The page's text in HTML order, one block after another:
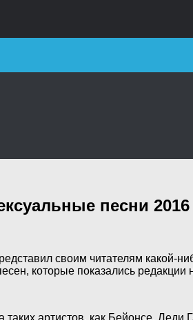
песни 2016
своим читателям какой-
которые показались
артистов, как Бейонсе,